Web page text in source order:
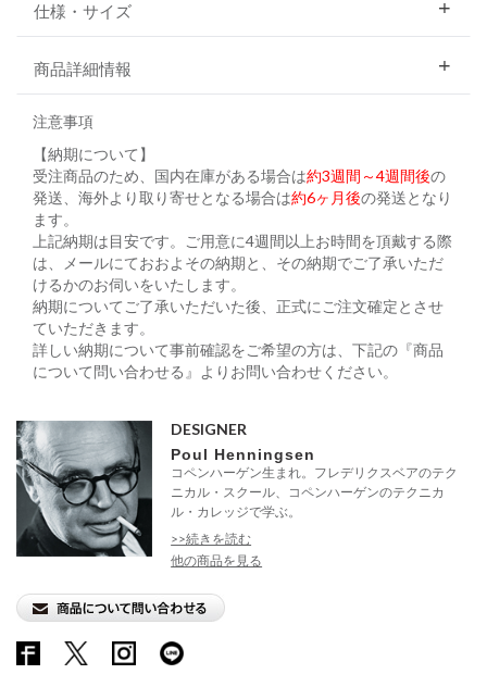
仕様・サイズ
商品詳細情報
注意事項
【納期について】
受注商品のため、国内在庫がある場合は約3週間～4週間後の
発送、海外より取り寄せとなる場合は約6ヶ月後の発送となり
ます。
上記納期は目安です。ご用意に4週間以上お時間を頂戴する際
は、メールにておおよその納期と、その納期でご了承いただ
けるかのお伺いをいたします。
納期についてご了承いただいた後、正式にご注文確定とさせ
ていただきます。
詳しい納期について事前確認をご希望の方は、下記の『商品
について問い合わせる』よりお問い合わせください。
DESIGNER
Poul Henningsen
コペンハーゲン生まれ。フレデリクスベアのテク
ニカル・スクール、コペンハーゲンのテクニカ
ル・カレッジで学ぶ。
>>続きを読む
他の商品を見る